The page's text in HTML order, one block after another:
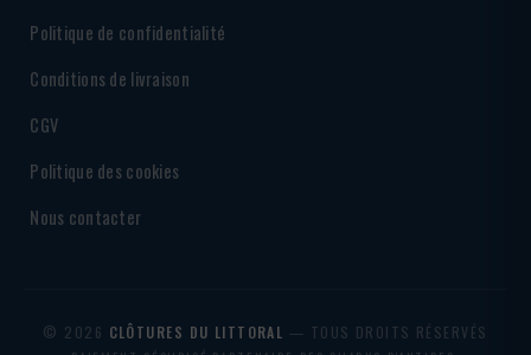
Politique de confidentialité
Conditions de livraison
CGV
Politique des cookies
Nous contacter
© 2026 CLÔTURES DU LITTORAL — TOUS DROITS RÉSERVÉS